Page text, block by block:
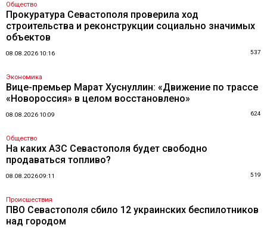
Общество
Прокуратура Севастополя проверила ход
строительства и реконструкции социально значимых
объектов
08.08.2026 10:16 537
Экономика
Вице-премьер Марат Хуснуллин: «Движение по трассе
«Новороссия» в целом восстановлено»
08.08.2026 10:09 624
Общество
На каких АЗС Севастополя будет свободно
продаваться топливо?
08.08.2026 09:11 519
Происшествия
ПВО Севастополя сбило 12 украинских беспилотников
над городом